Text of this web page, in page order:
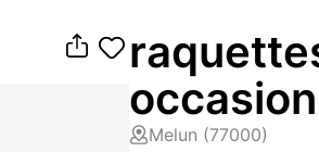
occasion
Melun (77000)